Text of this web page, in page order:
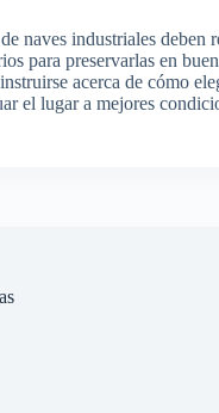
naves industriales deben
para preservarlas en
acerca de cómo
el lugar a mejores